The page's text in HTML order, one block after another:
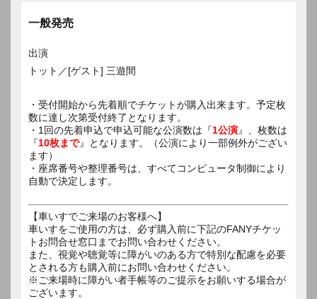
一般発売
出演
トット／[ゲスト] 三遊間
・受付開始から先着順でチケットが購入出来ます。予定枚
数に達し次第受付終了となります。
・1回の先着申込で申込可能な公演数は『1公演』、枚数は
『10枚まで』となります。（公演により一部例外がござい
ます）
・座席番号や整理番号は、すべてコンピュータ制御により
自動で決定します。
【車いすでご来場のお客様へ】
車いすをご使用の方は、必ず購入前に下記のFANYチケッ
トお問合せ窓口までお問い合わせください。
また、視覚や聴覚等に障がいのある方で特別な配慮を必要
とされる方も購入前にお問い合わせください。
※ご来場時に障がい者手帳等のご提示をお願いする場合が
ございます。